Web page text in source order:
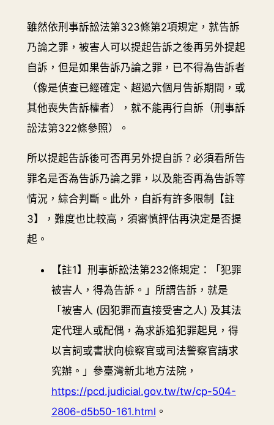
雖然依刑事訴訟法第323條第2項規定，就告訴
乃論之罪，被害人可以提起告訴之後再另外提起
自訴，但是如果告訴乃論之罪，已不得為告訴者
（像是偵查已經確定、超過六個月告訴期間，或
其他喪失告訴權者），就不能再行自訴（刑事訴
訟法第322條參照）。
所以提起告訴後可否再另外提自訴？必須看所告
罪名是否為告訴乃論之罪，以及能否再為告訴等
情況，綜合判斷。此外，自訴有許多限制【註
3】，難度也比較高，須審慎評估再決定是否提
起。
【註1】刑事訴訟法第232條規定：「犯罪
被害人，得為告訴。」所謂告訴，就是
「被害人 (因犯罪而直接受害之人) 及其法
定代理人或配偶，為求訴追犯罪起見，得
以言詞或書狀向檢察官或司法警察官請求
究辦。」參臺灣新北地方法院，
https://pcd.judicial.gov.tw/tw/cp-504-
2806-d5b50-161.html 。